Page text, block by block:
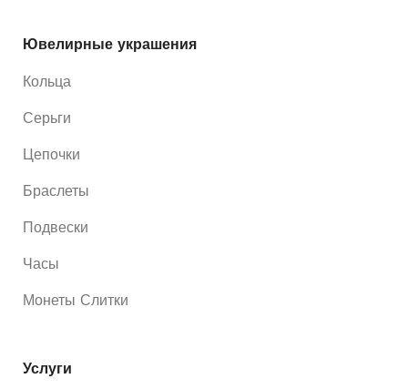
Ювелирные украшения
Кольца
Серьги
Цепочки
Браслеты
Подвески
Часы
Монеты Слитки
Услуги